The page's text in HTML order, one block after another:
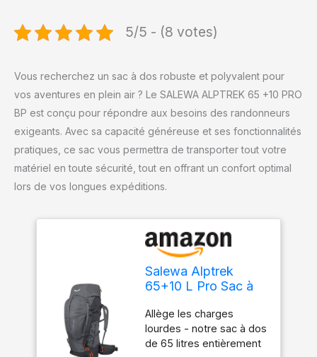
5/5 - (8 votes)
Vous recherchez un sac à dos robuste et polyvalent pour
vos aventures en plein air ? Le SALEWA ALPTREK 65 +10 PRO
BP est conçu pour répondre aux besoins des randonneurs
exigeants. Avec sa capacité généreuse et ses fonctionnalités
pratiques, ce sac vous permettra de transporter tout votre
matériel en toute sécurité, tout en offrant un confort optimal
lors de vos longues expéditions.
Salewa Alptrek
65+10 L Pro Sac à
Allège les charges
lourdes - notre sac à dos
de 65 litres entièrement